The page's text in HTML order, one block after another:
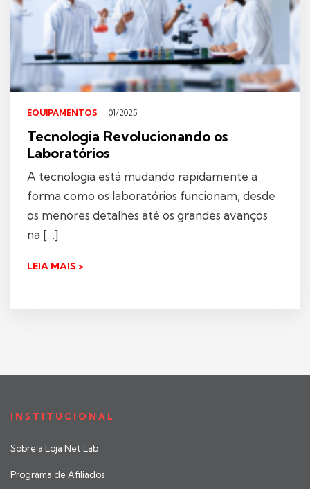
EQUIPAMENTOS - 01/2025
Tecnologia Revolucionando os
Laboratórios
A tecnologia está mudando rapidamente a
forma como os laboratórios funcionam, desde
os menores detalhes até os grandes avanços
na […]
LEIA MAIS >
INSTITUCIONAL
Sobre a Loja Net Lab
Programa de Afiliados